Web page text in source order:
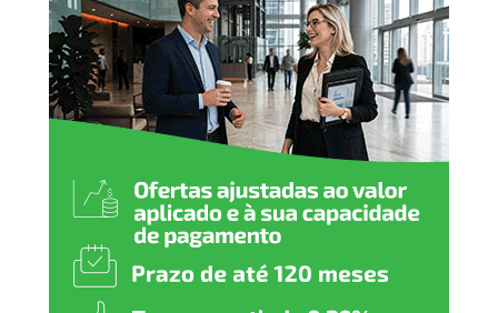
atualizada.